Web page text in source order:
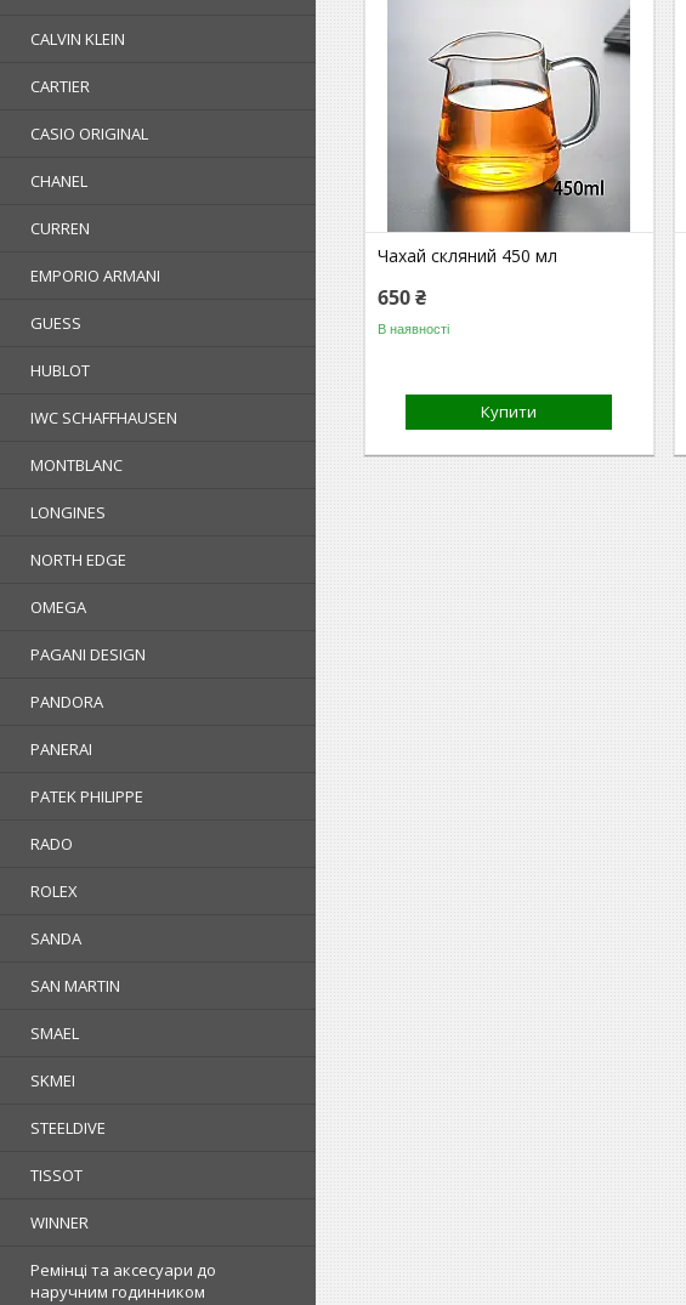
CALVIN KLEIN
CARTIER
CASIO ORIGINAL
CHANEL
CURREN
EMPORIO ARMANI
GUESS
HUBLOT
IWC SCHAFFHAUSEN
MONTBLANC
LONGINES
NORTH EDGE
OMEGA
PAGANI DESIGN
PANDORA
PANERAI
PATEK PHILIPPE
RADO
ROLEX
SANDA
SAN MARTIN
SMAEL
SKMEI
STEELDIVE
TISSOT
WINNER
Ремінці та аксесуари до
наручним годинником
Чахай скляний 450 мл
650 ₴
В наявності
Купити